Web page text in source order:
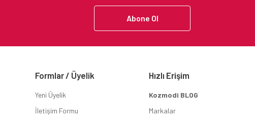
Abone Ol
Formlar / Üyelik
Yeni Üyelik
İletişim Formu
Hızlı Erişim
Kozmodi BLOG
Markalar